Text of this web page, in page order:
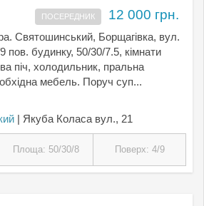
ПОСЕРЕДНИК 12 000 грн.
Святошинський, Борщагівка, вул.
пов. будинку, 50/30/7.5, кімнати
піч, холодильник, пральна
мебель. Поруч суп...
| Якуба Коласа вул., 21
Площа: 50/30/8 Поверх: 4/9